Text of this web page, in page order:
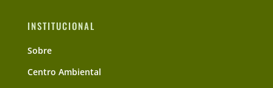
INSTITUCIONAL
Sobre
Centro Ambiental